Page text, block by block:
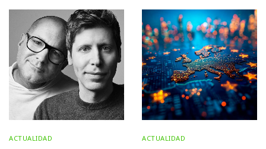
ACTUALIDAD ACTUALIDAD